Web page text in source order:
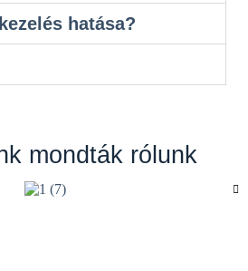
hatása?
mondták rólunk